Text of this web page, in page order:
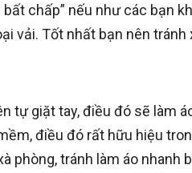
chấp” nếu như các bạn
vải. Tốt nhất bạn nên
tự giặt tay, điều đó sẽ làm
điều đó rất hữu hiệu
phòng, tránh làm áo nhanh